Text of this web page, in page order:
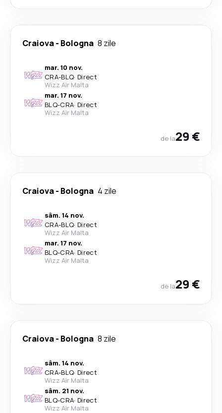
Craiova- Bologna 8 zile
mar. 10 nov.
CRA-BLQ· Direct
Wizz Air Malta
mar. 17 nov.
BLQ-CRA· Direct
Wizz Air Malta
de la29 €
Craiova- Bologna 4 zile
sâm. 14 nov.
CRA-BLQ· Direct
Wizz Air Malta
mar. 17 nov.
BLQ-CRA· Direct
Wizz Air Malta
de la29 €
Craiova- Bologna 8 zile
sâm. 14 nov.
CRA-BLQ· Direct
Wizz Air Malta
sâm. 21 nov.
BLQ-CRA· Direct
Wizz Air Malta